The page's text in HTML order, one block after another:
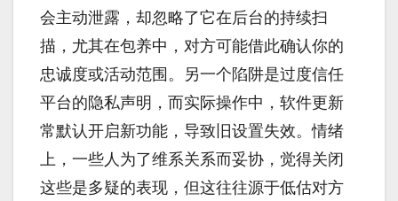
会主动泄露，却忽略了它在后台的持续扫
描，尤其在包养中，对方可能借此确认你的
忠诚度或活动范围。另一个陷阱是过度信任
平台的隐私声明，而实际操作中，软件更新
常默认开启新功能，导致旧设置失效。情绪
上，一些人为了维系关系而妥协，觉得关闭
这些是多疑的表现，但这往往源于低估对方